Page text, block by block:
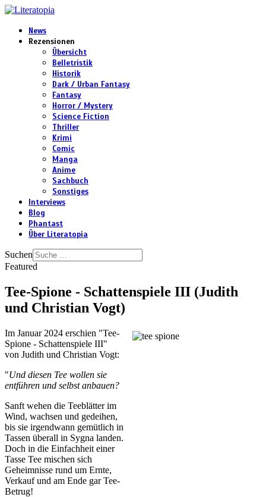
News
Rezensionen
Übersicht
Belletristik
Historik
Dark / Urban Fantasy
Fantasy
Horror / Mystery
Science Fiction
Thriller
Krimi
Comic
Manga
Anime
Sachbuch
Sonstiges
Interviews
Blog
Phantast
Über Literatopia
Suchen
Featured
Tee-Spione - Schattenspiele III (Judith
und Christian Vogt)
Im Januar 2024 erschien "Tee-
Spione - Schattenspiele III"
von Judith und Christian Vogt:
"Und diesen Tee wollen sie
entführen und selbst anbauen?
Sanft wehen die Teeblätter im
Wind, wachsen und gedeihen,
bis sie irgendwann gemütlich in
Tassen überall in Sygna landen.
Doch in die Einfachheit einer
Tasse Tee mischen sich
Geheimnisse rund um Ernte,
Verkauf und am Ende gar Tee-
Betrug!